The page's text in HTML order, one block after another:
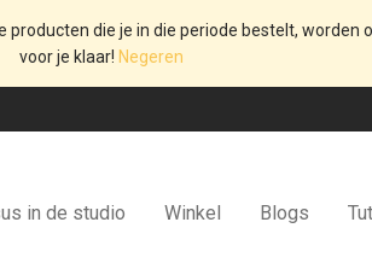
die je in die periode bestelt,
voor je klaar! Negeren
in de studio Winkel Blogs